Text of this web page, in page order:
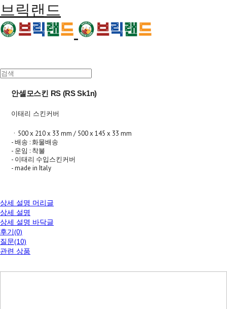
브릭랜드
안셀모스킨 RS (RS Sk1n)
이태리 스킨커버
ㆍ500 x 210 x 33 mm / 500 x 145 x 33 mm
- 배송 : 화물배송
- 운임 : 착불
- 이태리 수입스킨커버
- made in Italy
상세 설명 머리글
상세 설명
상세 설명 바닥글
후기(0)
질문(10)
관련 상품